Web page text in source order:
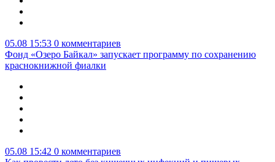
05.08 15:53 0 комментариев
Фонд «Озеро Байкал» запускает программу по сохранению
краснокнижной фиалки
05.08 15:42 0 комментариев